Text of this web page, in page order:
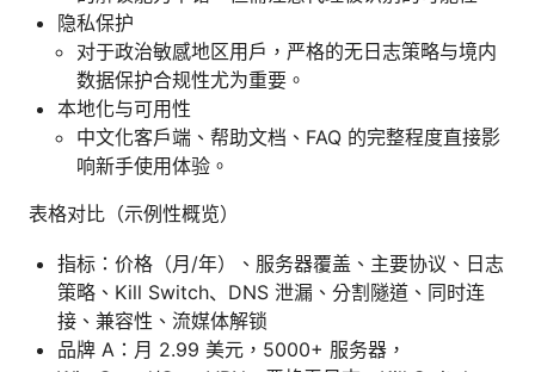
隐私保护
对于政治敏感地区用户，严格的无日志策略与境内
数据保护合规性尤为重要。
本地化与可用性
中文化客户端、帮助文档、FAQ 的完整程度直接影
响新手使用体验。
表格对比（示例性概览）
指标：价格（月/年）、服务器覆盖、主要协议、日志
策略、Kill Switch、DNS 泄漏、分割隧道、同时连
接、兼容性、流媒体解锁
品牌 A：月 2.99 美元，5000+ 服务器，